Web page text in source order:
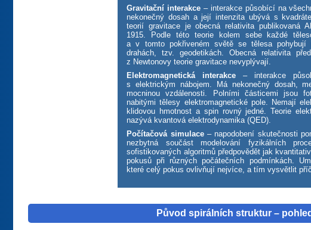
Gravitační interakce – interakce působící na
nekonečný dosah a její intenzita ubývá s
teorií gravitace je obecná relativita publikovaná
1915. Podle této teorie kolem sebe každé
a v tomto pokřiveném světě se tělesa pohybují
drahách, tzv. geodetikách. Obecná relativita
z Newtonovy teorie gravitace nevyplývají.
Elektromagnetická interakce – interakce
s elektrickým nábojem. Má nekonečný dosah,
mocninou vzdálenosti. Polními částicemi jsou
nabitými tělesy elektromagnetické pole. Nemají
klidovou hmotnost a spin rovný jedné. Teorie
nazývá kvantová elektrodynamika (QED).
Počítačová simulace– napodobení skutečnosti
nezbytná součást modelování fyzikálních
sofistikovaných algoritmů předpovědět jak
pokusů při různých počátečních podmínkách.
které celý pokus ovlivňují nejvíce, a tím vysvětlit
Původ spirálních struktur –